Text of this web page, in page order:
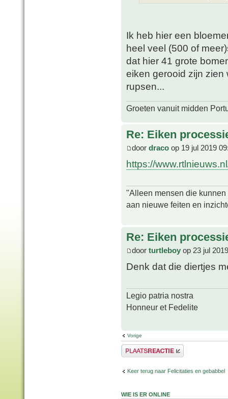
Ik heb hier een
heel veel (500 of
dat hier 41 grote
eiken gerooid zijn
rupsen...
Groeten vanuit midden
Re: Eiken
door draco op 19 jul 2019
https://
"Alleen mensen die
aan nieuwe feiten en
Re: Eiken
door turtleboy op 23 jul
Denk dat die diertjes
Legio patria nostra
Honneur et Fedelite
Vorige
Plaats een reactie
Keer terug naar Felicitaties en gebabbel
WIE IS ER ONLINE